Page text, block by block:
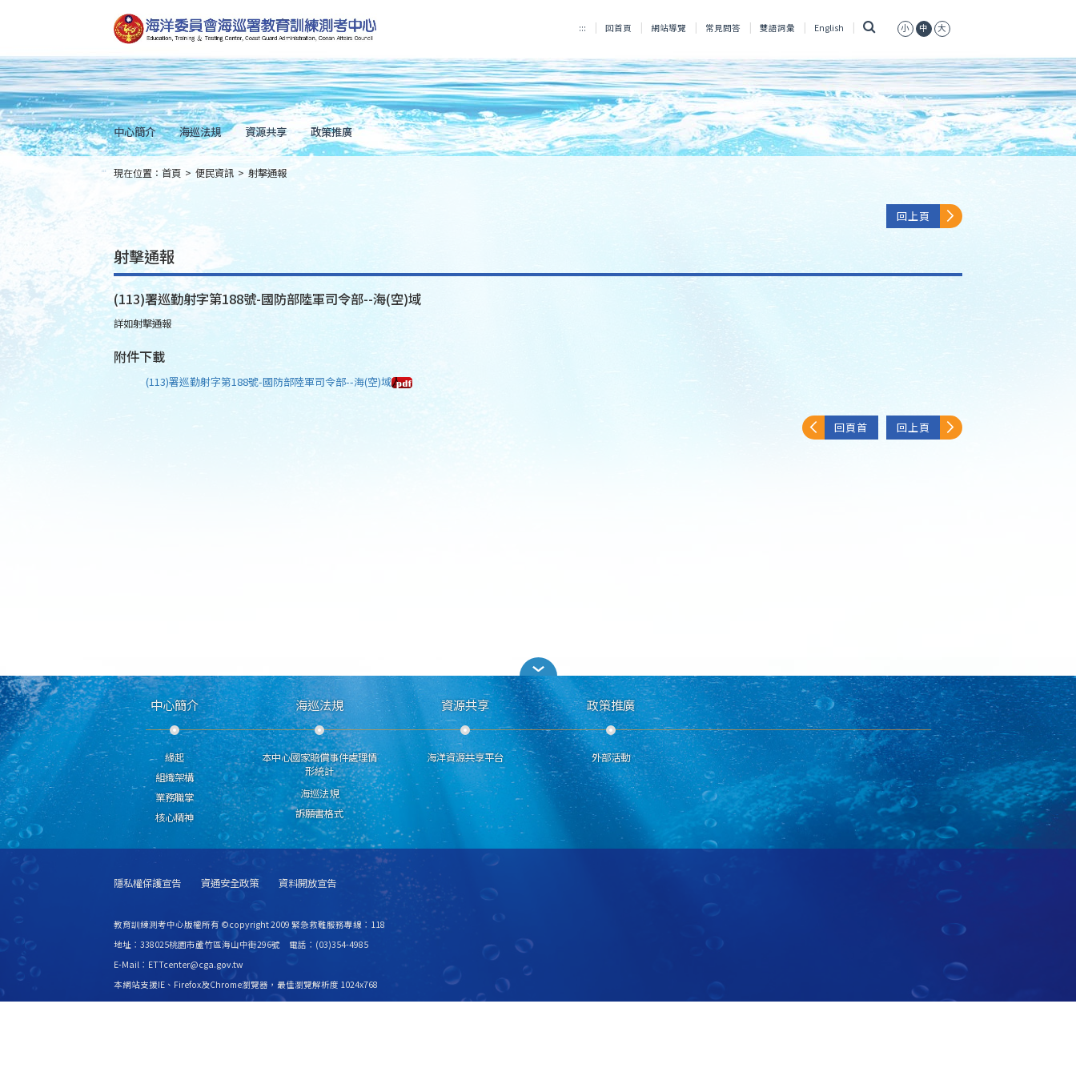
到
主
要
內
容
Skip
to
main
content
::: 回首頁 網站導覽 常見問答 雙語詞彙 English 小 中 大
中心簡介 海巡法規 資源共享 政策推廣
::: 現在位置： 首頁 > 便民資訊 > 射擊通報
回上頁
射擊通報
(113)署巡勤射字第188號-國防部陸軍司令部--海(空)域
詳如射擊通報
附件下載
(113)署巡勤射字第188號-國防部陸軍司令部--海(空)域
回頁首 回上頁
中心簡介
緣起
組織架構
業務職掌
核心精神
海巡法規
本中心國家賠償事件處理情
形統計
海巡法規
訴願書格式
資源共享
海洋資源共享平台
政策推廣
外部活動
隱私權保護宣告 資通安全政策 資料開放宣告
教育訓練測考中心版權所有 ©copyright 2009 緊急救難服務專線：118
地址：338025桃園市蘆竹區海山中街296號 電話：(03)354-4985
E-Mail：ETTcenter@cga.gov.tw
本網站支援IE、Firefox及Chrome瀏覽器，最佳瀏覽解析度 1024x768
更新日期115年08月08日 瀏覽人次2531720